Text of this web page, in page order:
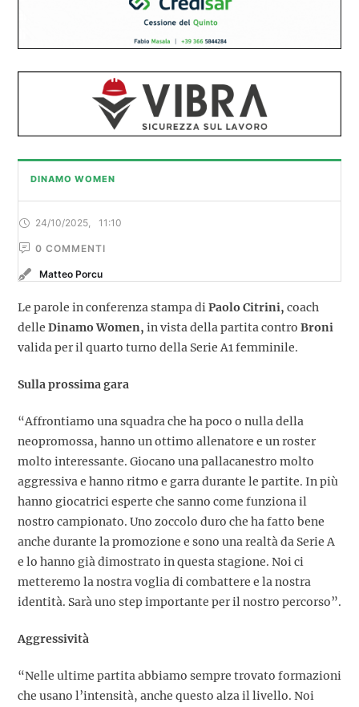
DINAMO WOMEN
24/10/2025 11:10
0 COMMENTI
Matteo Porcu
Le parole in conferenza stampa diPaolo Citrini, coach
delle Dinamo Women, in vista della partita contro Broni
valida per il quarto turno della Serie A1 femminile.
Sulla prossima gara
“Affrontiamo una squadra che ha poco o nulla della
neopromossa, hanno un ottimo allenatore e un roster
molto interessante. Giocano una pallacanestro molto
aggressiva e hanno ritmo e garra durante le partite. In più
hanno giocatrici esperte che sanno come funziona il
nostro campionato. Uno zoccolo duro che ha fatto bene
anche durante la promozione e sono una realtà da Serie A
e lo hanno già dimostrato in questa stagione. Noi ci
metteremo la nostra voglia di combattere e la nostra
identità. Sarà uno step importante per il nostro percorso”.
Aggressività
“Nelle ultime partita abbiamo sempre trovato formazioni
che usano l’intensità, anche questo alza il livello. Noi